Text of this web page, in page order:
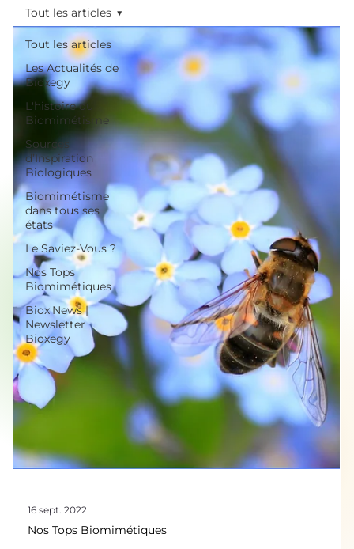
Tout les articles
Les Actualités de
Bioxegy
L'histoire du
Biomimétisme
Sources
d’Inspiration
Biologiques
Biomimétisme
dans tous ses
états
Le Saviez-Vous ?
Nos Tops
Biomimétiques
Biox'News |
Newsletter
Bioxegy
Tout les articles
16 sept. 2022
Nos Tops Biomimétiques